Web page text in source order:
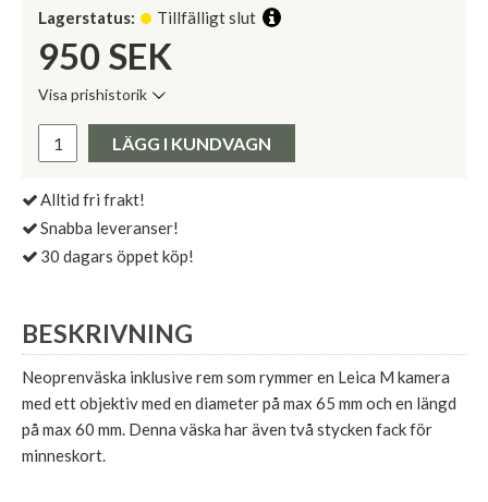
Lagerstatus: Tillfälligt slut
950 SEK
Visa prishistorik
Pris:
LÄGG I KUNDVAGN
Alltid fri frakt!
Snabba leveranser!
30 dagars öppet köp!
BESKRIVNING
Neoprenväska inklusive rem som rymmer en Leica M kamera
med ett objektiv med en diameter på max 65 mm och en längd
på max 60 mm. Denna väska har även två stycken fack för
minneskort.